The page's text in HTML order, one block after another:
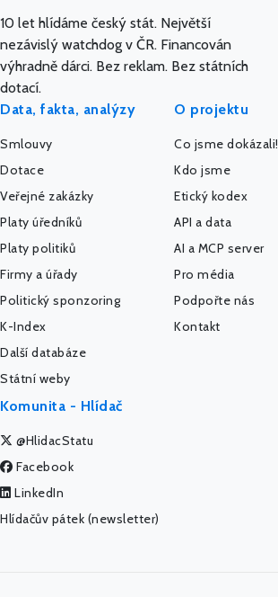
10 let hlídáme český stát. Největší
nezávislý watchdog v ČR. Financován
výhradně dárci. Bez reklam. Bez státních
dotací.
Data, fakta, analýzy
Smlouvy
Dotace
Veřejné zakázky
Platy úředníků
Platy politiků
Firmy a úřady
Politický sponzoring
K-Index
Další databáze
Státní weby
O projektu
Co jsme dokázali!
Kdo jsme
Etický kodex
API a data
AI a MCP server
Pro média
Podpořte nás
Kontakt
Komunita - Hlídač
@HlidacStatu
Facebook
LinkedIn
Hlídačův pátek (newsletter)